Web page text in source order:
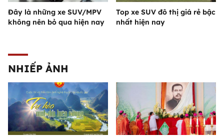
Đây là những xe SUV/MPV
không nên bỏ qua hiện nay
Top xe SUV đô thị giá rẻ bậc
nhất hiện nay
NHIẾP ẢNH